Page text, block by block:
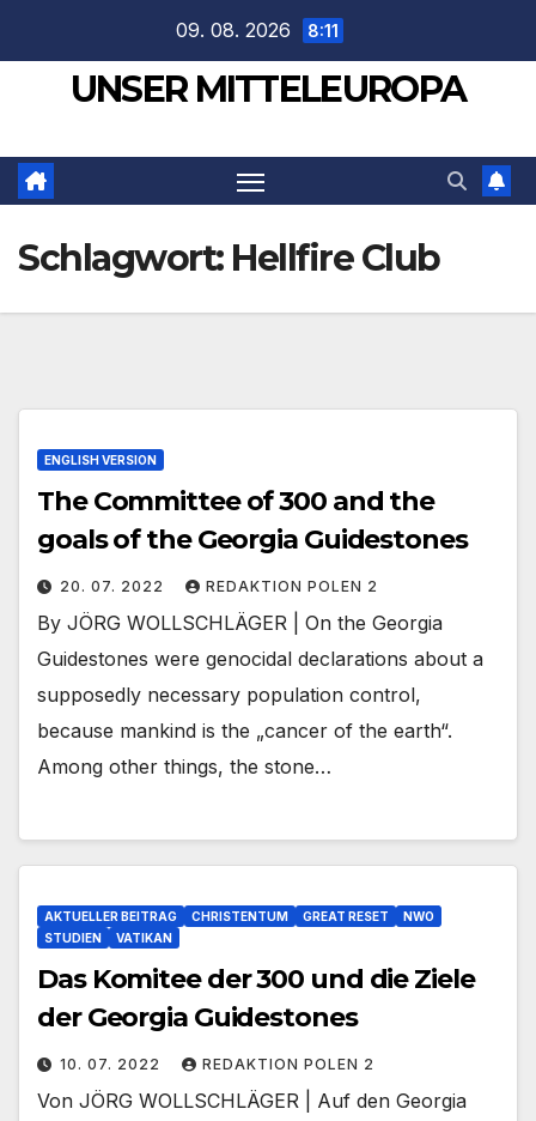
springen
09. 08. 2026 8:11
UNSER MITTELEUROPA
Schlagwort: Hellfire Club
ENGLISH VERSION
The Committee of 300 and the
goals of the Georgia Guidestones
20. 07. 2022 REDAKTION POLEN 2
By JÖRG WOLLSCHLÄGER | On the Georgia
Guidestones were genocidal declarations about a
supposedly necessary population control,
because mankind is the „cancer of the earth“.
Among other things, the stone…
AKTUELLER BEITRAG CHRISTENTUM GREAT RESET
NWO
STUDIEN
VATIKAN
Das Komitee der 300 und die Ziele
der Georgia Guidestones
10. 07. 2022 REDAKTION POLEN 2
Von JÖRG WOLLSCHLÄGER | Auf den Georgia